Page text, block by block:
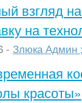
взгляд
на
- Злюка Админ